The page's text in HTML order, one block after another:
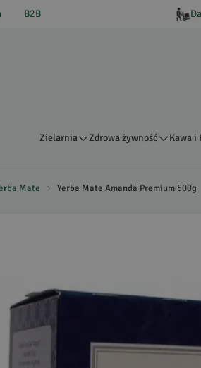
B2B
Zielarnia Zdrowa żywność Kawa i
Mate Yerba Mate Amanda Premium 500g